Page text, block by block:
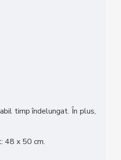
timp îndelungat. În plus,
48 x 50 cm.